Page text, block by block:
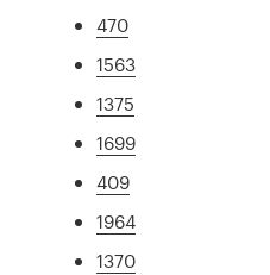
470
1563
1375
1699
409
1964
1370